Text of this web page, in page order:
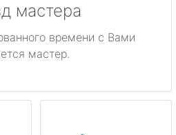
мастера
времени с Вами
мастер.